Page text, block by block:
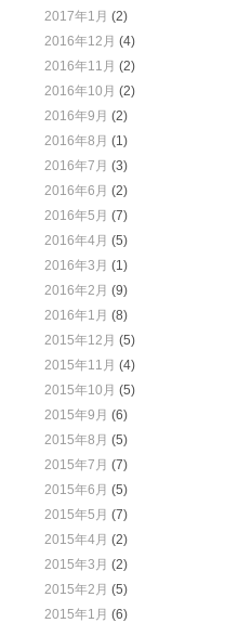
2017年1月 (2)
2016年12月 (4)
2016年11月 (2)
2016年10月 (2)
2016年9月 (2)
2016年8月 (1)
2016年7月 (3)
2016年6月 (2)
2016年5月 (7)
2016年4月 (5)
2016年3月 (1)
2016年2月 (9)
2016年1月 (8)
2015年12月 (5)
2015年11月 (4)
2015年10月 (5)
2015年9月 (6)
2015年8月 (5)
2015年7月 (7)
2015年6月 (5)
2015年5月 (7)
2015年4月 (2)
2015年3月 (2)
2015年2月 (5)
2015年1月 (6)